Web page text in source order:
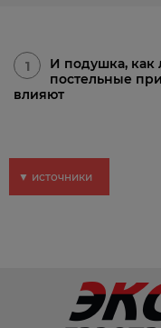
1
И подушка, как
постельные
влияют
▼ источники